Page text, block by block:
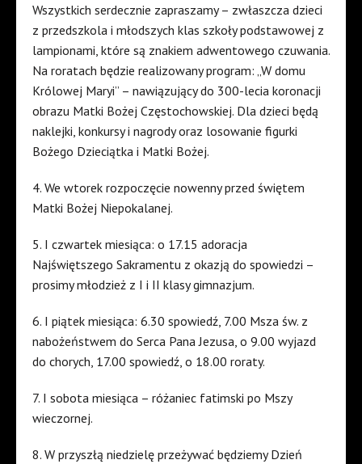
Wszystkich serdecznie zapraszamy – zwłaszcza dzieci
z przedszkola i młodszych klas szkoły podstawowej z
lampionami, które są znakiem adwentowego czuwania.
Na roratach będzie realizowany program: „W domu
Królowej Maryi” – nawiązujący do 300-lecia koronacji
obrazu Matki Bożej Częstochowskiej. Dla dzieci będą
naklejki, konkursy i nagrody oraz losowanie figurki
Bożego Dzieciątka i Matki Bożej.
4. We wtorek rozpoczęcie nowenny przed świętem
Matki Bożej Niepokalanej.
5. I czwartek miesiąca: o 17.15 adoracja
Najświętszego Sakramentu z okazją do spowiedzi –
prosimy młodzież z I i II klasy gimnazjum.
6. I piątek miesiąca: 6.30 spowiedź, 7.00 Msza św. z
nabożeństwem do Serca Pana Jezusa, o 9.00 wyjazd
do chorych, 17.00 spowiedź, o 18.00 roraty.
7. I sobota miesiąca – różaniec fatimski po Mszy
wieczornej.
8. W przyszłą niedzielę przeżywać będziemy Dzień